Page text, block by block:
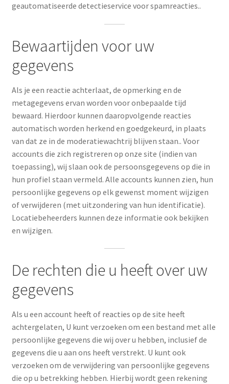
geautomatiseerde detectieservice voor spamreacties..
Bewaartijden voor uw
gegevens
Als je een reactie achterlaat, de opmerking en de
metagegevens ervan worden voor onbepaalde tijd
bewaard. Hierdoor kunnen daaropvolgende reacties
automatisch worden herkend en goedgekeurd, in plaats
van dat ze in de moderatiewachtrij blijven staan.. Voor
accounts die zich registreren op onze site (indien van
toepassing), wij slaan ook de persoonsgegevens op die in
hun profiel staan ​​vermeld. Alle accounts kunnen zien, hun
persoonlijke gegevens op elk gewenst moment wijzigen
of verwijderen (met uitzondering van hun identificatie).
Locatiebeheerders kunnen deze informatie ook bekijken
en wijzigen.
De rechten die u heeft over uw
gegevens
Als u een account heeft of reacties op de site heeft
achtergelaten, U kunt verzoeken om een ​​bestand met alle
persoonlijke gegevens die wij over u hebben, inclusief de
gegevens die u aan ons heeft verstrekt. U kunt ook
verzoeken om de verwijdering van persoonlijke gegevens
die op u betrekking hebben. Hierbij wordt geen rekening